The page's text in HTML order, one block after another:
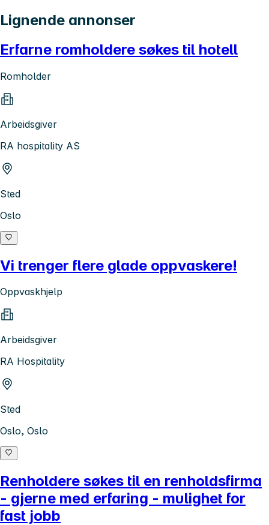
Lignende annonser
Erfarne romholdere søkes til hotell
Romholder
Arbeidsgiver
RA hospitality AS
Sted
Oslo
Vi trenger flere glade oppvaskere!
Oppvaskhjelp
Arbeidsgiver
RA Hospitality
Sted
Oslo, Oslo
Renholdere søkes til en renholdsfirma
- gjerne med erfaring - mulighet for
fast jobb